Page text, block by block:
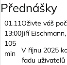
Přednášky
01.11
13:00
105
min
Oživte váš
Jiří
V říjnu 2025
řadu